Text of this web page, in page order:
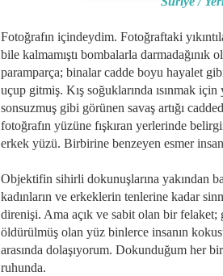
Fotoğrafın içindeydim. Fotoğraftaki
bile kalmamıştı bombalarla darmadağınık
paramparça; binalar cadde boyu hayalet
uçup gitmiş. Kış soğuklarında ısınmak
sonsuzmuş gibi görünen savaş artığı
fotoğrafın yüzüne fışkıran yerlerinde
erkek yüzü. Birbirine benzeyen esmer
Objektifin sihirli dokunuşlarına yakından
kadınların ve erkeklerin tenlerine kadar
direnişi. Ama açık ve sabit olan bir felaket;
öldürülmüş olan yüz binlerce insanın
arasında dolaşıyorum. Dokunduğum her
ruhunda.